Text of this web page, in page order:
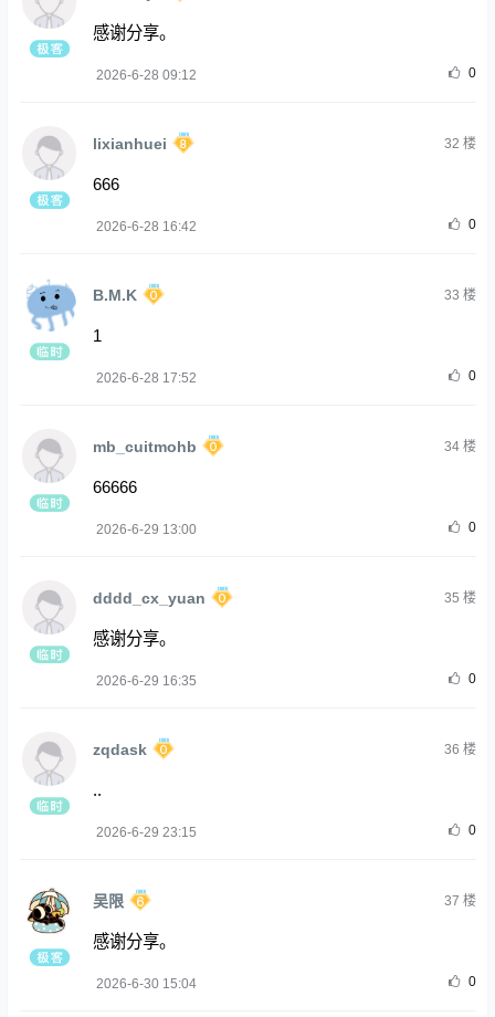
感谢分享。
2026-6-28 09:12 0
lixianhuei 32 楼
666
2026-6-28 16:42 0
B.M.K 33 楼
1
2026-6-28 17:52 0
mb_cuitmohb 34楼
66666
2026-6-29 13:00 0
dddd_cx_yuan 35 楼
感谢分享。
2026-6-29 16:35 0
zqdask 36 楼
..
2026-6-29 23:15 0
吴限 37 楼
感谢分享。
2026-6-30 15:04 0